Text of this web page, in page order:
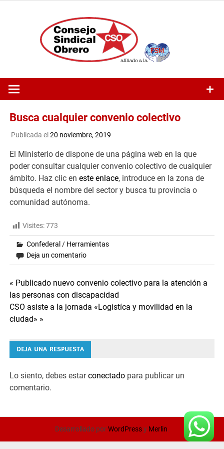
Busca cualquier convenio colectivo
Publicada el 20 noviembre, 2019
El Ministerio de dispone de una página web en la que
poder consultar cualquier convenio colectivo de cualquier
ámbito. Haz clic eneste enlace, introduce en la zona de
búsqueda el nombre del sector y busca tu provincia o
comunidad autónoma.
Visites:773
Confederal / Herramientas
Deja un comentario
Navegación
de
entradas
« Publicado nuevo convenio colectivo para la atención a
las personas con discapacidad
CSO asiste a la jornada «Logistíca y movilidad en la
ciudad» »
DEJA UNA RESPUESTA
Lo siento, debes estarconectado para publicar un
comentario.
Desarrollado porWordPressy Merlin.